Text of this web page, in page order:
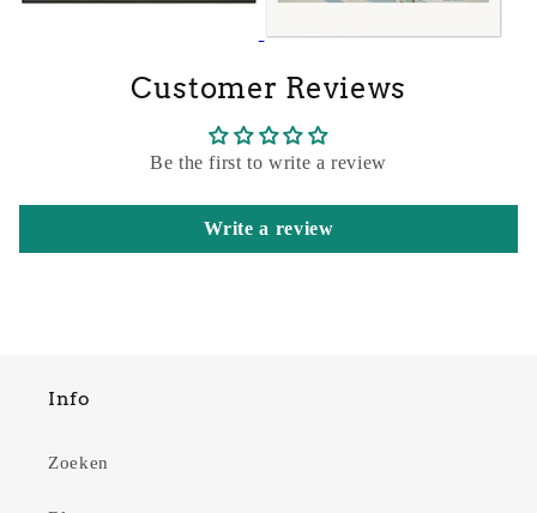
Customer Reviews
Be the first to write a review
Write a review
Info
Zoeken